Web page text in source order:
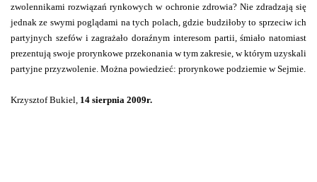
zwolennikami rozwiązań rynkowych w ochronie zdrowia? Nie zdradzają się
jednak ze swymi poglądami na tych polach, gdzie budziłoby to sprzeciw ich
partyjnych szefów i zagrażało doraźnym interesom partii, śmiało natomiast
prezentują swoje prorynkowe przekonania w tym zakresie, w którym uzyskali
partyjne przyzwolenie. Można powiedzieć: prorynkowe podziemie w Sejmie.
Krzysztof Bukiel, 14 sierpnia 2009r.